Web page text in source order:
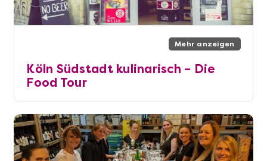
Mehr anzeigen
Köln Südstadt kulinarisch – Die
Food Tour